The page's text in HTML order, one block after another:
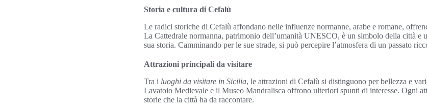
Storia e cultura di Cefalù
Le radici storiche di Cefalù affondano nelle influenze normanne, arabe e romane,
La Cattedrale normanna, patrimonio dell’umanità UNESCO, è un simbolo della città e
sua storia. Camminando per le sue strade, si può percepire l’atmosfera di un passato
Attrazioni principali da visitare
Tra i luoghi da visitare in Sicilia, le attrazioni di Cefalù si distinguono per bellezza e
Lavatoio Medievale e il Museo Mandralisca offrono ulteriori spunti di interesse. Ogni
storie che la città ha da raccontare.